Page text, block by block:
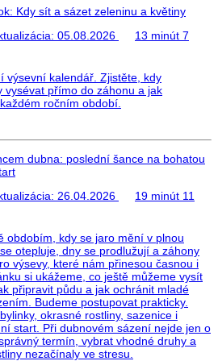
Kdy sít a sázet zeleninu a květiny
05.08.2026
13 minút 7
výsevní kalendář. Zjistěte, kdy
vysévat přímo do záhonu a jak
ročním období.
dubna: poslední šance na bohatou
26.04.2026
19 minút 11
obdobím, kdy se jaro mění v plnou
otepluje, dny se prodlužují a záhony
výsevy, které nám přinesou časnou i
si ukážeme, co ještě můžeme vysít
připravit půdu a jak ochránit mladé
Budeme postupovat prakticky.
okrasné rostliny, sazenice i
start. Při dubnovém sázení nejde jen o
termín, vybrat vhodné druhy a
nezačínaly ve stresu.